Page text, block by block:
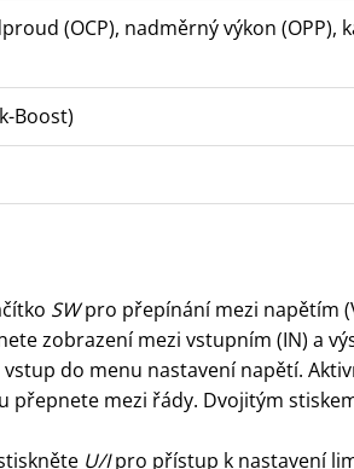
(OCP), nadměrný výkon (OPP),
Boost)
SWpro přepínání mezi napětím
zobrazení mezi vstupním (IN) a
do menu nastavení napětí.
mezi řády. Dvojitým
U/Ipro přístup k nastavení